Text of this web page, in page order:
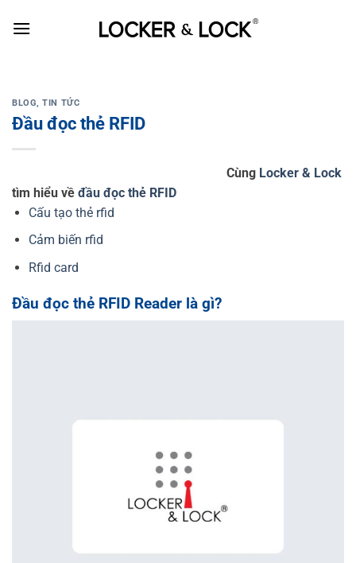
BLOG,TIN TỨC
Đầu đọc thẻ RFID
Cùng Locker & Lock
tìm hiểu về đầu đọc thẻ RFID
Cấu tạo thẻ rfid
Cảm biến rfid
Rfid card
Đầu đọc thẻ RFID Reader là gì?